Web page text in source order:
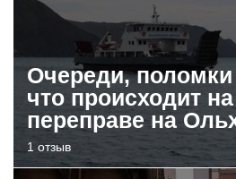
Очереди,
что происходит
переправе на
1 отзыв